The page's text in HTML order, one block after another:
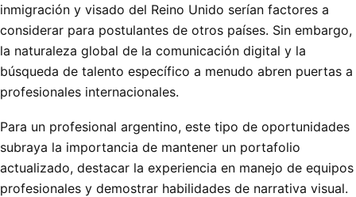
inmigración y visado del Reino Unido serían factores a
considerar para postulantes de otros países. Sin embargo,
la naturaleza global de la comunicación digital y la
búsqueda de talento específico a menudo abren puertas a
profesionales internacionales.
Para un profesional argentino, este tipo de oportunidades
subraya la importancia de mantener un portafolio
actualizado, destacar la experiencia en manejo de equipos
profesionales y demostrar habilidades de narrativa visual.